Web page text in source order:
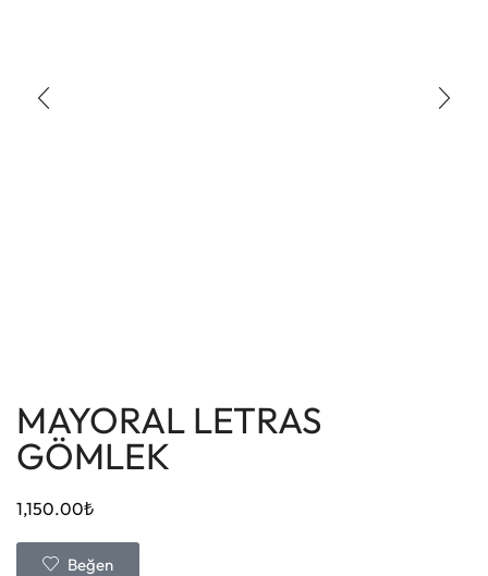
MAYORAL LETRAS
GÖMLEK
1,150.00₺
Beğen